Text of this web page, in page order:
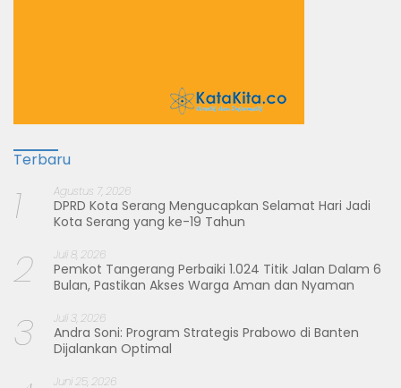
Terbaru
1 Agustus 7, 2026
DPRD Kota Serang Mengucapkan Selamat Hari Jadi
Kota Serang yang ke-19 Tahun
2 Juli 8, 2026
Pemkot Tangerang Perbaiki 1.024 Titik Jalan Dalam 6
Bulan, Pastikan Akses Warga Aman dan Nyaman
3 Juli 3, 2026
Andra Soni: Program Strategis Prabowo di Banten
Dijalankan Optimal
Juni 25, 2026